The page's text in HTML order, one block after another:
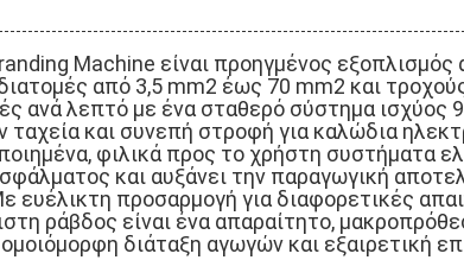
Machine είναι προηγμένος εξοπλισμός
από 3,5 mm2 έως 70 mm2 και
ανά λεπτό με ένα σταθερό σύστημα ισχύος
και συνεπή στροφή για καλώδια
φιλικά προς το χρήστη συστήματα
και αυξάνει την παραγωγική
ευέλικτη προσαρμογή για διαφορετικές
ράβδος είναι ένα απαραίτητο,
διάταξη αγωγών και εξαιρετική